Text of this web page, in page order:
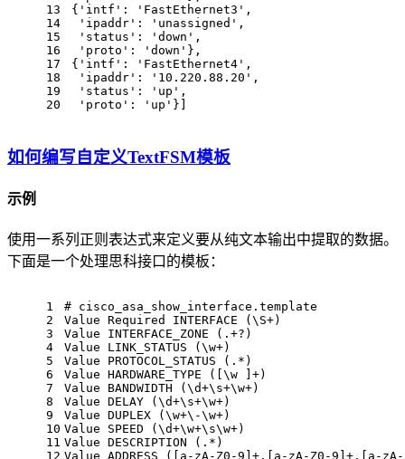
13
14
15
16
17
18
19
20
{'intf': 'FastEthernet3',
  'ipaddr': 'unassigned',
  'status': 'down',
  'proto': 'down'},
{'intf': 'FastEthernet4',
  'ipaddr': '10.220.88.20',
  'status': 'up',
  'proto': 'up'}]
如何编写自定义TextFSM模板
示例
使用一系列正则表达式来定义要从纯文本输出中提取的数据。
下面是一个处理思科接口的模板：
1
2
3
4
5
6
7
8
9
10
11
12
# cisco_asa_show_interface.template
Value Required INTERFACE (\S+)
Value INTERFACE_ZONE (.+?)
Value LINK_STATUS (\w+)
Value PROTOCOL_STATUS (.*)
Value HARDWARE_TYPE ([\w ]+)
Value BANDWIDTH (\d+\s+\w+)
Value DELAY (\d+\s+\w+)
Value DUPLEX (\w+\-\w+)
Value SPEED (\d+\w+\s\w+)
Value DESCRIPTION (.*)
Value ADDRESS ([a-zA-Z0-9]+.[a-zA-Z0-9]+.[a-